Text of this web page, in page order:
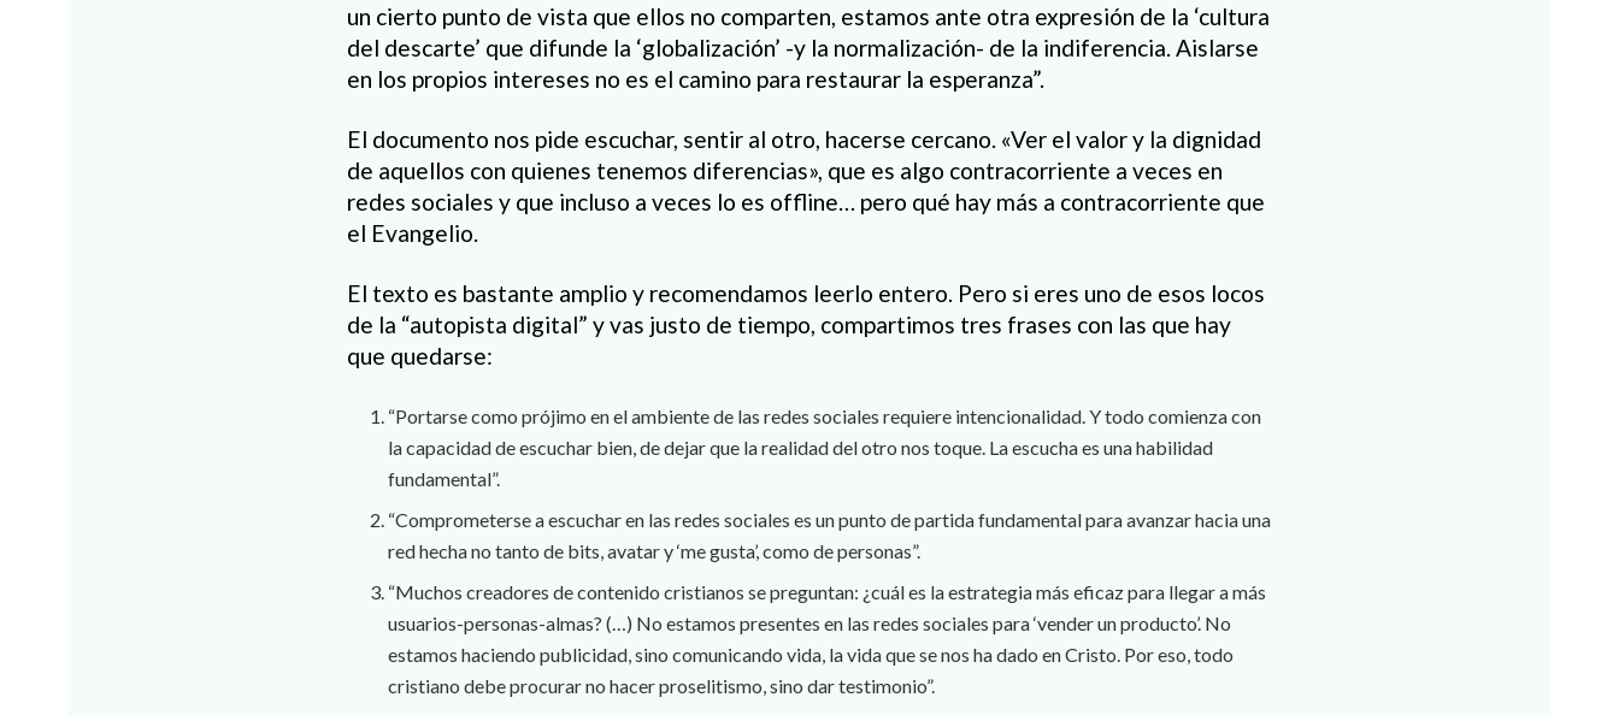
un cierto punto de vista que ellos no comparten, estamos ante otra expresión de la ‘cultura
del descarte’ que difunde la ‘globalización’ -y la normalización- de la indiferencia. Aislarse
en los propios intereses no es el camino para restaurar la esperanza”.
El documento nos pide escuchar, sentir al otro, hacerse cercano. «Ver el valor y la dignidad
de aquellos con quienes tenemos diferencias», que es algo contracorriente a veces en
redes sociales y que incluso a veces lo es offline… pero qué hay más a contracorriente que
el Evangelio.
El texto es bastante amplio y recomendamos leerlo entero. Pero si eres uno de esos locos
de la “autopista digital” y vas justo de tiempo, compartimos tres frases con las que hay
que quedarse:
“Portarse como prójimo en el ambiente de las redes sociales requiere intencionalidad. Y todo comienza con
la capacidad de escuchar bien, de dejar que la realidad del otro nos toque. La escucha es una habilidad
fundamental”.
“Comprometerse a escuchar en las redes sociales es un punto de partida fundamental para avanzar hacia una
red hecha no tanto de bits, avatar y ‘me gusta’, como de personas”.
“Muchos creadores de contenido cristianos se preguntan: ¿cuál es la estrategia más eficaz para llegar a más
usuarios-personas-almas? (…) No estamos presentes en las redes sociales para ‘vender un producto’. No
estamos haciendo publicidad, sino comunicando vida, la vida que se nos ha dado en Cristo. Por eso, todo
cristiano debe procurar no hacer proselitismo, sino dar testimonio”.